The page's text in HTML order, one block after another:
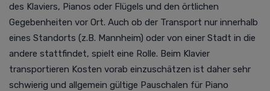
des Klaviers, Pianos oder Flügels und den örtlichen
Gegebenheiten vor Ort. Auch ob der Transport nur innerhalb
eines Standorts (z.B. Mannheim) oder von einer Stadt in die
andere stattfindet, spielt eine Rolle. Beim Klavier
transportieren Kosten vorab einzuschätzen ist daher sehr
schwierig und allgemein gültige Pauschalen für Piano